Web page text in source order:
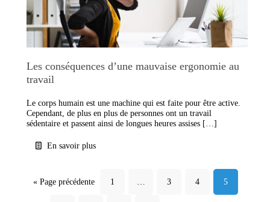
Les conséquences d’une mauvaise ergonomie au
travail
Le corps humain est une machine qui est faite pour être active.
Cependant, de plus en plus de personnes ont un travail
sédentaire et passent ainsi de longues heures assises […]
En savoir plus
« Page précédente 1 3 4 5